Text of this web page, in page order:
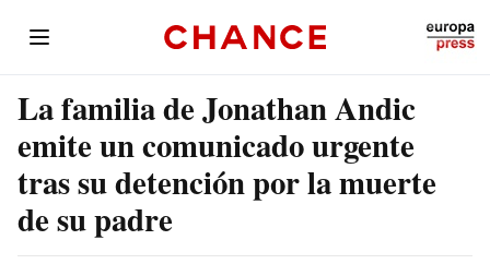
La familia de Jonathan Andic
emite un comunicado urgente
tras su detención por la muerte
de su padre